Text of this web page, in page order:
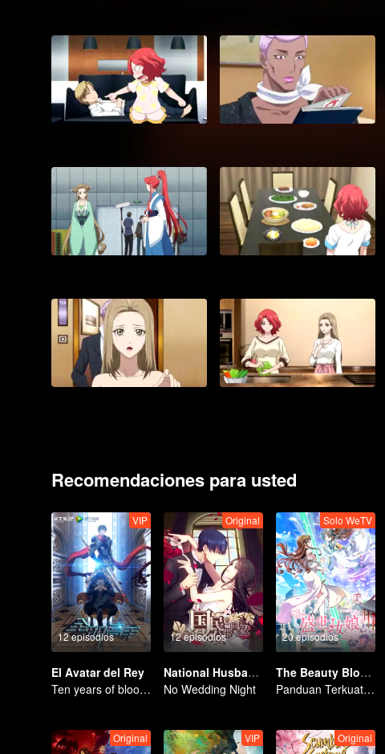
Recomendaciones para usted
12 episodios
VIP
El Avatar del Rey
Ten years of blood writing esports brilliant
12 episodios
Original
National Husband Bring Home SS1
No Wedding Night
20 episodios
Solo WeTV
The Beauty Blogger
Panduan Terkuat Lintas Dimensi
Original VIP Original